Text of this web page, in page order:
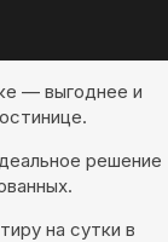
— выгоднее и
решение
на сутки в